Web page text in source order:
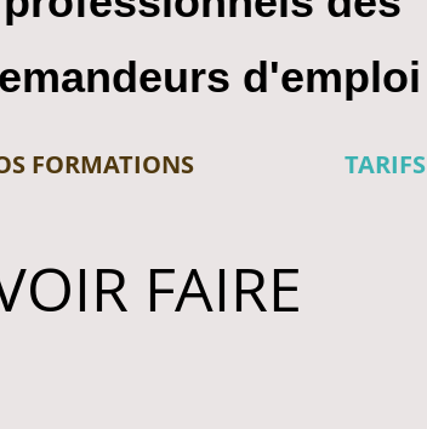
d'emploi
FORMATIONS TARIFS
FAIRE